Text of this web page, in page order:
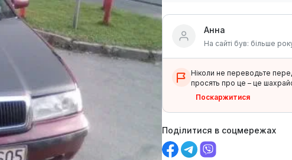
Анна
На сайті був: більше
Ніколи не переводьте
просять про це – це
Поскаржитися
Поділитися в соцмережах